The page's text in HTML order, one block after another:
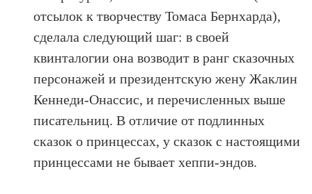
отсылок к творчеству Томаса Бернхарда),
сделала следующий шаг: в своей
квинталогии она возводит в ранг сказочных
персонажей и президентскую жену Жаклин
Кеннеди-Онассис, и перечисленных выше
писательниц. В отличие от подлинных
сказок о принцессах, у сказок с настоящими
принцессами не бывает хеппи-эндов.